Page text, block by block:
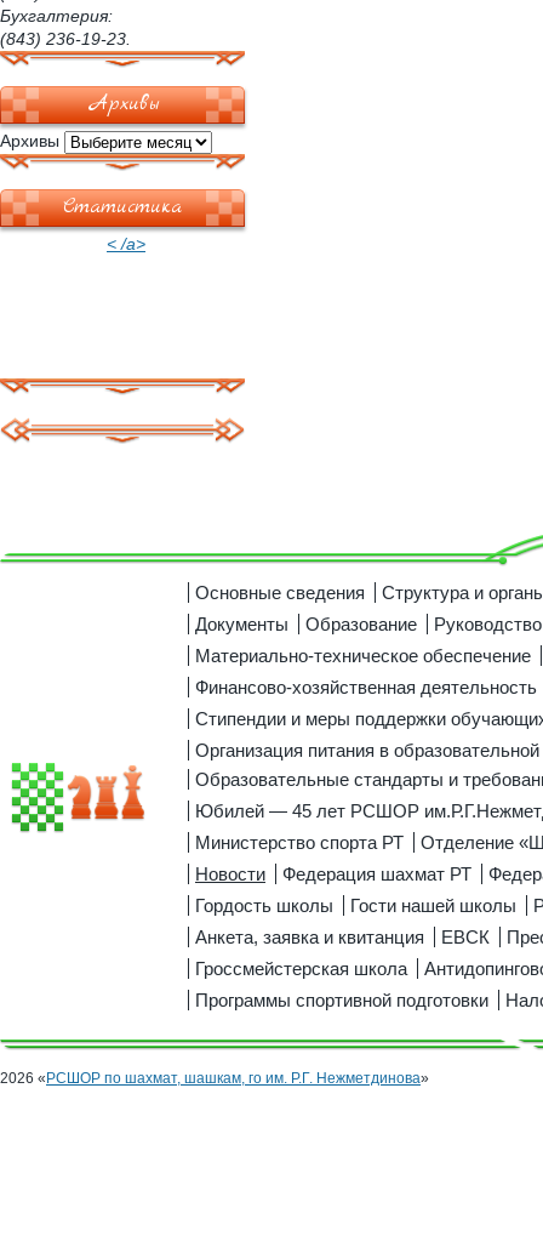
Бухгалтерия:
(843) 236-19-23.
Архивы
Архивы
Статистика
< /a>
Основные сведения
Структура и
Документы
Образование
Руководство
Материально-техническое обеспечение
Финансово-хозяйственная деятельность
Стипендии и меры поддержки
Организация питания в образовательной
Образовательные стандарты и
Юбилей — 45 лет РСШОР
Министерство спорта РТ
Отделение
Новости
Федерация шахмат РТ
Гордость школы
Гости нашей школы
Анкета, заявка и квитанция
ЕВСК
Гроссмейстерская школа
Программы спортивной подготовки
2026 «РСШОР по шахмат, шашкам, го им. Р.Г. Нежметдинова»